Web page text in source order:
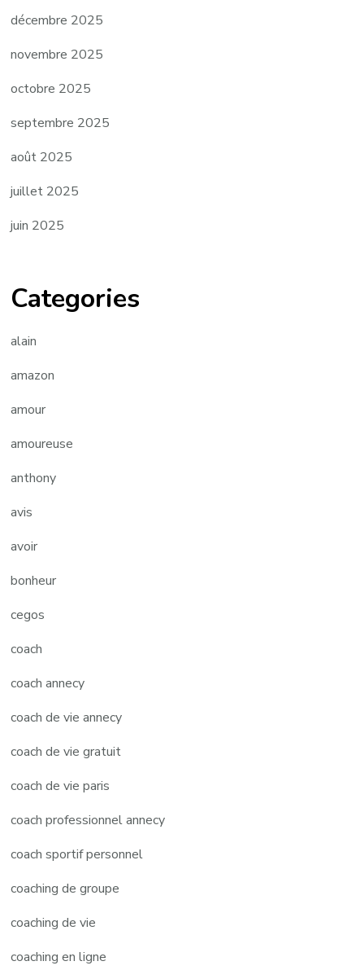
décembre 2025
novembre 2025
octobre 2025
septembre 2025
août 2025
juillet 2025
juin 2025
Categories
alain
amazon
amour
amoureuse
anthony
avis
avoir
bonheur
cegos
coach
coach annecy
coach de vie annecy
coach de vie gratuit
coach de vie paris
coach professionnel annecy
coach sportif personnel
coaching de groupe
coaching de vie
coaching en ligne